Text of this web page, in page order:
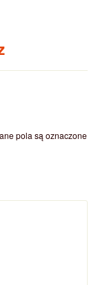
pola są oznaczone